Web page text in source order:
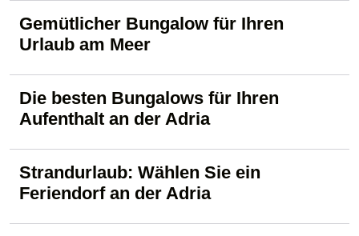
Gemütlicher Bungalow für Ihren
Urlaub am Meer
Die besten Bungalows für Ihren
Aufenthalt an der Adria
Strandurlaub: Wählen Sie ein
Feriendorf an der Adria